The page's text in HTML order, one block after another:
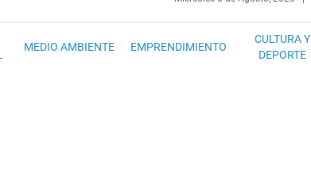
MEDIO AMBIENTE EMPRENDIMIENTO
CULTURA Y
DEPORTE